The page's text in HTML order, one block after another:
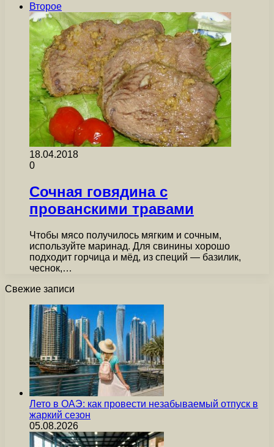
Второе
18.04.2018
0
Сочная говядина с
прованскими травами
Чтобы мясо получилось мягким и сочным,
используйте маринад. Для свинины хорошо
подходит горчица и мёд, из специй — базилик,
чеснок,…
Свежие записи
Лето в ОАЭ: как провести незабываемый отпуск в
жаркий сезон
05.08.2026